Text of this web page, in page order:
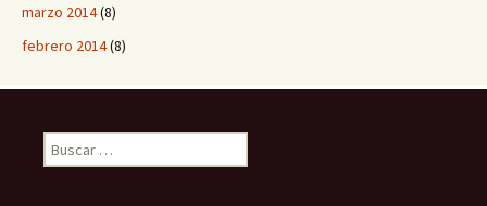
marzo 2014(8)
febrero 2014(8)
B
u